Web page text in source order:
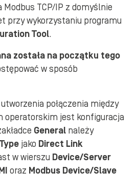
Modbus TCP/IP z domyślnie
przy wykorzystaniu programu
Tool.
została na początku tego
w sposób
połączenia między
operatorskim jest konfiguracja
General należy
jako Direct Link
w wierszu Device/Server
oraz Modbus Device/Slave